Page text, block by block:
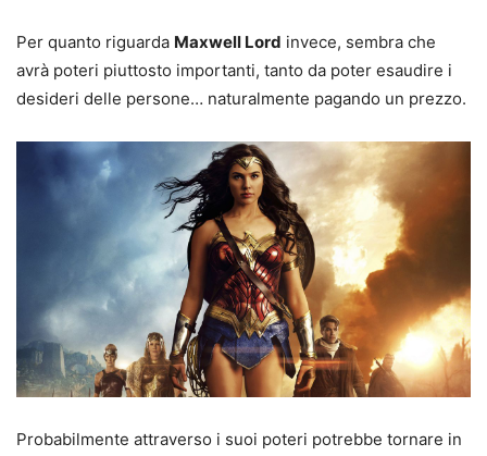
Per quanto riguarda Maxwell Lord invece, sembra che
avrà poteri piuttosto importanti, tanto da poter esaudire i
desideri delle persone… naturalmente pagando un prezzo.
Probabilmente attraverso i suoi poteri potrebbe tornare in